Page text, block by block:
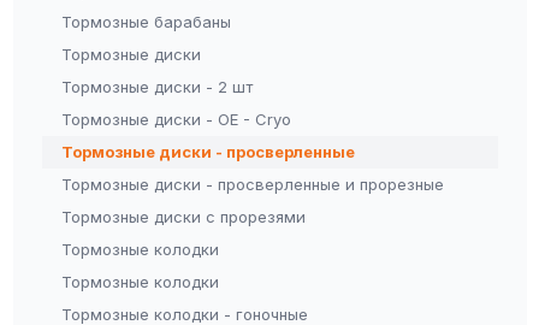
Тормозные барабаны
Тормозные диски
Тормозные диски - 2 шт
Тормозные диски - OE - Cryo
Тормозные диски - просверленные
Тормозные диски - просверленные и прорезные
Тормозные диски с прорезями
Тормозные колодки
Тормозные колодки
Тормозные колодки - гоночные